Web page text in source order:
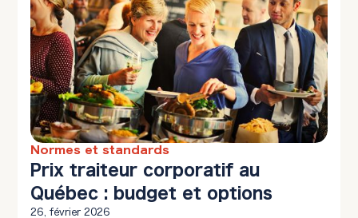
10 min à lire
Normes et standards
Prix traiteur corporatif au
Québec : budget et options
26, février 2026